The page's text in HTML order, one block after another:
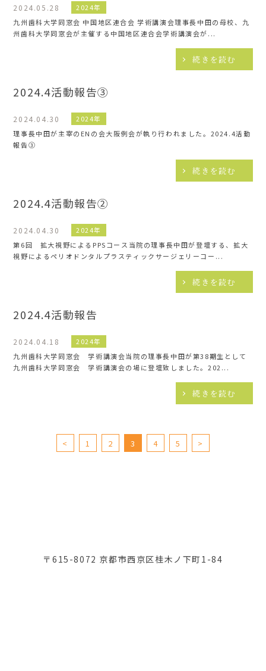
2024.05.28
2024年
九州歯科大学同窓会 中国地区連合会 学術講演会理事長中田の母校、九
州歯科大学同窓会が主催する中国地区連合会学術講演会が...
続きを読む
2024.4活動報告③
2024.04.30
2024年
理事長中田が主宰のENの会大阪例会が執り行われました。2024.4活動
報告③
続きを読む
2024.4活動報告②
2024.04.30
2024年
第6回 拡大視野によるPPSコース当院の理事長中田が登壇する、拡大
視野によるペリオドンタルプラスティックサージェリーコー...
続きを読む
2024.4活動報告
2024.04.18
2024年
九州歯科大学同窓会 学術講演会当院の理事長中田が第38期生として
九州歯科大学同窓会 学術講演会の場に登壇致しました。202...
続きを読む
< 1 2 3 4 5 >
〒615-8072 京都市西京区桂木ノ下町1-84